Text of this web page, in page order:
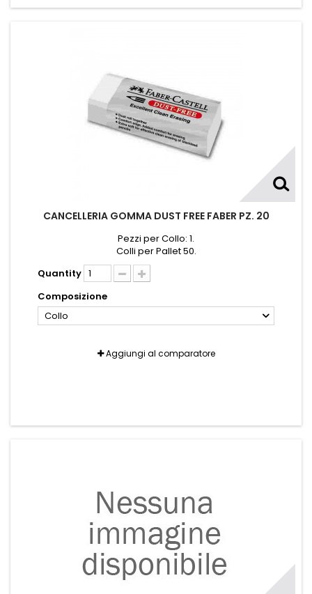
CANCELLERIA GOMMA DUST FREE FABER PZ. 20
Pezzi per Collo: 1.
Colli per Pallet 50.
Quantity
Composizione
Collo
Aggiungi al comparatore